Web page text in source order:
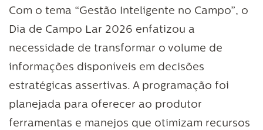
Com o tema “Gestão Inteligente no Campo”, o
Dia de Campo Lar 2026 enfatizou a
necessidade de transformar o volume de
informações disponíveis em decisões
estratégicas assertivas. A programação foi
planejada para oferecer ao produtor
ferramentas e manejos que otimizam recursos